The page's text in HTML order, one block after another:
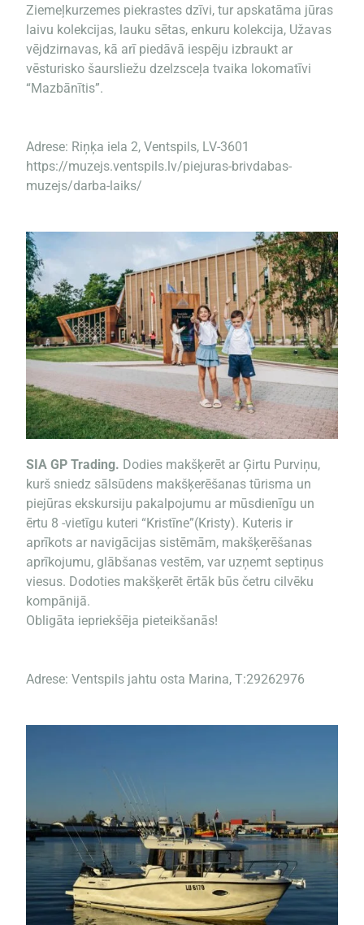
Ziemeļkurzemes piekrastes dzīvi, tur apskatāma jūras
laivu kolekcijas, lauku sētas, enkuru kolekcija, Užavas
vējdzirnavas, kā arī piedāvā iespēju izbraukt ar
vēsturisko šaursliežu dzelzsceļa tvaika lokomatīvi
“Mazbānītis”.
Adrese: Riņķa iela 2, Ventspils, LV-3601
https://muzejs.ventspils.lv/piejuras-brivdabas-
muzejs/darba-laiks/
SIA GP Trading. Dodies makšķerēt ar Ģirtu Purviņu,
kurš sniedz sālsūdens makšķerēšanas tūrisma un
piejūras ekskursiju pakalpojumu ar mūsdienīgu un
ērtu 8 -vietīgu kuteri “Kristīne”(Kristy). Kuteris ir
aprīkots ar navigācijas sistēmām, makšķerēšanas
aprīkojumu, glābšanas vestēm, var uzņemt septiņus
viesus. Dodoties makšķerēt ērtāk būs četru cilvēku
kompānijā.
Obligāta iepriekšēja pieteikšanās!
Adrese: Ventspils jahtu osta Marina, T:29262976